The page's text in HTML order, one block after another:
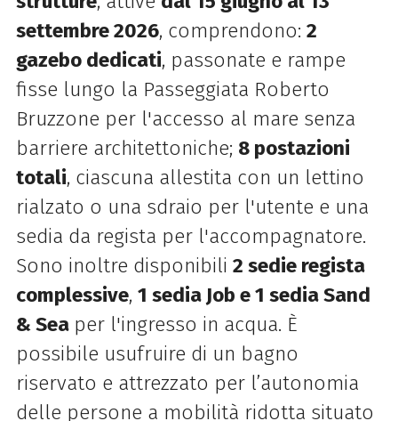
settembre 2026, comprendono: 2
gazebo dedicati, passonate e rampe
fisse lungo la Passeggiata Roberto
Bruzzone per l'accesso al mare senza
barriere architettoniche; 8 postazioni
totali, ciascuna allestita con un lettino
rialzato o una sdraio per l'utente e una
sedia da regista per l'accompagnatore.
Sono inoltre disponibili 2 sedie regista
complessive, 1 sedia Job e 1 sedia Sand
& Sea per l'ingresso in acqua. È
possibile usufruire di un bagno
riservato e attrezzato per l’autonomia
delle persone a mobilità ridotta situato